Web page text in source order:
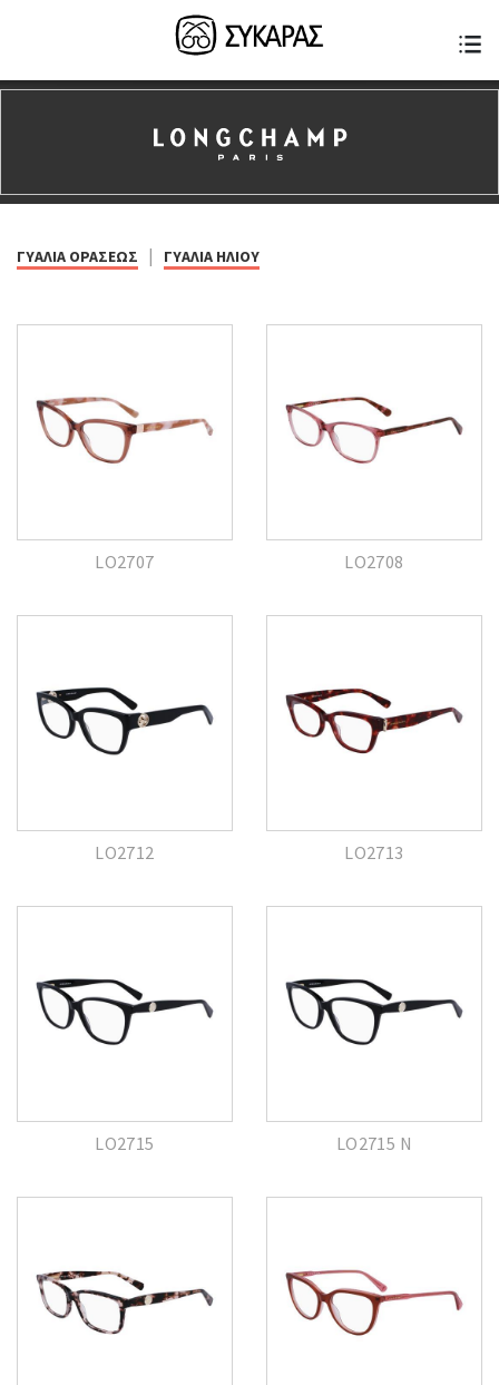
ΓΥΑΛΙΑ ΟΡΑΣΕΩΣ | ΓΥΑΛΙΑ ΗΛΙΟΥ
LO2707 LO2708
LO2712 LO2713
LO2715 LO2715 N